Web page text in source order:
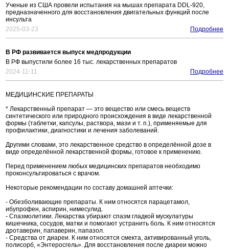
Ученые из США провели испытания на мышах препарата DDL-920,
предназначенного для восстановления двигательных функций после
инсульта
2025-03-23
Подробнее
В РФ развивается выпуск медпродукции
В РФ выпустили более 16 тыс. лекарственных препаратов
2024-11-11
Подробнее
МЕДИЦИНСКИЕ ПРЕПАРАТЫ
* Лекарственный препарат — это вещество или смесь веществ
синтетического или природного происхождения в виде лекарственной
формы (таблетки, капсулы, раствора, мази и т. п.), применяемые для
профилактики, диагностики и лечения заболеваний.
Другими словами, это лекарственное средство в определённой дозе в
виде определённой лекарственной формы, готовое к применению.
Перед применением любых медицинских препаратов необходимо
проконсультироваться с врачом.
Некоторые рекомендации по составу домашней аптечки:
- Обезболивающие препараты. К ним относятся парацетамол,
ибупрофен, аспирин, нимесулид.
- Спазмолитики. Лекарства убирают спазм гладкой мускулатуры
кишечника, сосудов, матки и помогают устранить боль. К ним относятся
дротаверин, папаверин, папазол.
- Средства от диареи. К ним относятся смекта, активированный уголь,
полисорб, «Энтеросгель». Для восстановления после диареи можно